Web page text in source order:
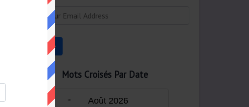
Mots Croisés Par Date
Août 2026